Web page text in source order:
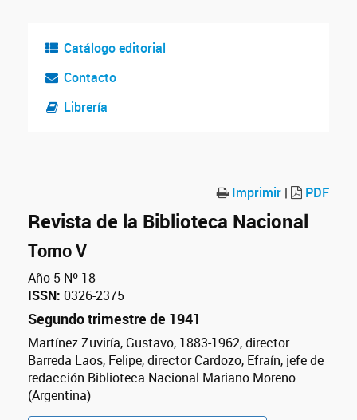
Catálogo editorial
Contacto
Librería
Imprimir | PDF
Revista de la Biblioteca Nacional
Tomo V
Año 5 Nº 18
ISSN: 0326-2375
Segundo trimestre de 1941
Martínez Zuviría, Gustavo, 1883-1962, director
Barreda Laos, Felipe, director Cardozo, Efraín, jefe de
redacción Biblioteca Nacional Mariano Moreno
(Argentina)